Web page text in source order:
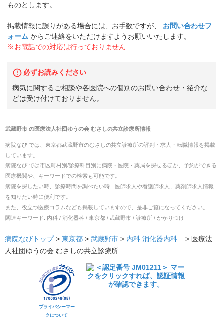
ものとします。
掲載情報に誤りがある場合には、お手数ですが、
お問い合わせフ
ォーム からご連絡をいただけますようお願いいたします。
※お電話での対応は行っておりません
必ずお読みください
病気に関するご相談や各医院への個別のお問い合わせ・紹介な
どは受け付けておりません。
武蔵野市の医療法人社団ゆうの会 むさしの共立診療所情報
病院なび では、 東京都武蔵野市のむさしの共立診療所の評判・求人・転職情報を掲載
しています。
病院なび では市区町村別/診療科目別に病院・医院・薬局を探せるほか、予約ができる
医療機関や、キーワードでの検索も可能です。
病院を探したい時、診療時間を調べたい時、医師求人や看護師求人、薬剤師求人情報
を知りたい時に便利です。
また、役立つ医療コラムなども掲載していますので、是非ご覧になってください。
関連キーワード: 内科 / 消化器科 / 東京都 / 武蔵野市 / 診療所 / かかりつけ
病院なびトップ > 東京都 > 武蔵野市 > 内科 消化器内科... > 医療法
人社団ゆうの会 むさしの共立診療所
プライバシーマー
クについて